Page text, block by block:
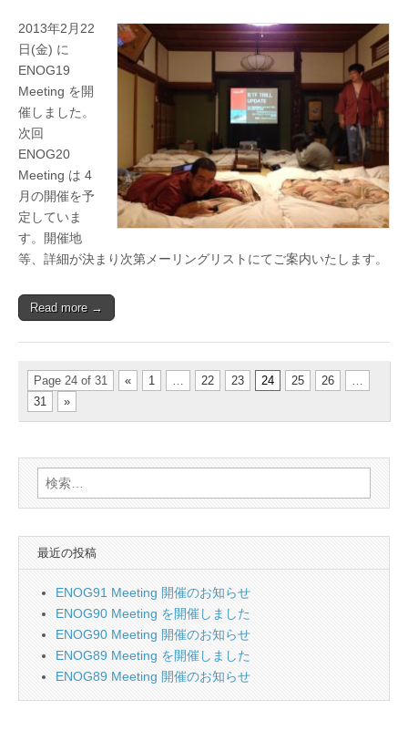
2013年2月22
日(金) に
ENOG19
Meeting を開
催しました。
次回
ENOG20
Meeting は 4
月の開催を予
定していま
す。開催地
等、詳細が決まり次第メーリングリストにてご案内いたします。
Read more →
Page 24 of 31 « 1 … 22 23 24 25 26
…
31
»
検
索:
最近の投稿
ENOG91 Meeting 開催のお知らせ
ENOG90 Meeting を開催しました
ENOG90 Meeting 開催のお知らせ
ENOG89 Meeting を開催しました
ENOG89 Meeting 開催のお知らせ